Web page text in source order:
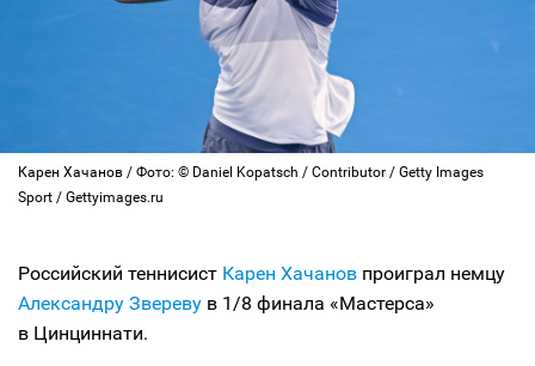
Карен Хачанов / Фото: © Daniel Kopatsch / Contributor / Getty Images
Sport / Gettyimages.ru
Российский теннисист Карен Хачанов проиграл немцу
Александру Звереву в 1/8 финала «Мастерса»
в Цинциннати.